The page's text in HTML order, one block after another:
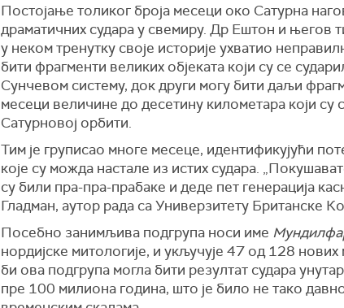
Постојање толиког броја месеци око Сатурна
драматичних судара у свемиру. Др Ештон и његов
у неком тренутку своје историје ухватио
бити фрагменти великих објеката који су се
Сунчевом систему, док други могу бити даљи
месеци величине до десетину километара који су
Сатурновој орбити.
Тим је груписао многе месеце, идентификујући
које су можда настале из истих судара.
су били пра-пра-прабаке и деде пет генерација
Гладман, аутор рада са Универзитету Британске
Посебно занимљива подгрупа носи име
нордијске митологије, и укључује 47 од 128
би ова подгрупа могла бити резултат судара
пре 100 милиона година, што је било не тако